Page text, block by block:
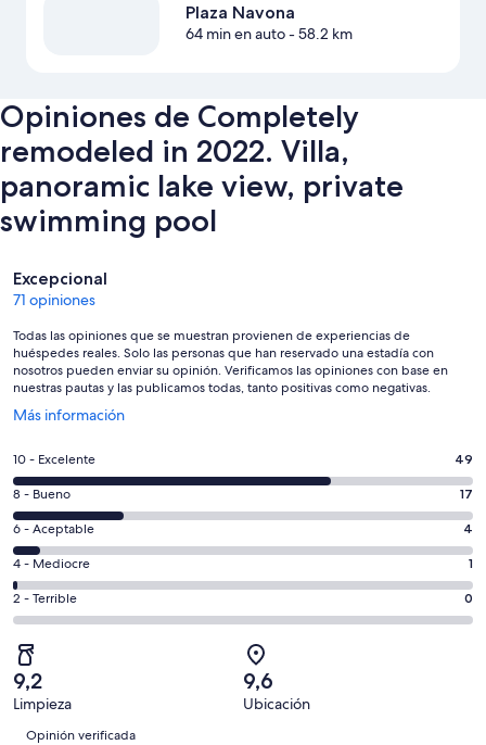
Plaza Navona
64 min en auto- 58.2 km
Opiniones de Completely
remodeled in 2022. Villa,
panoramic lake view, private
swimming pool
Opiniones
Excepcional
71 opiniones
Todas las opiniones que se muestran provienen de experiencias de
huéspedes reales. Solo las personas que han reservado una estadía con
nosotros pueden enviar su opinión. Verificamos las opiniones con base en
nuestras pautas y las publicamos todas, tanto positivas como negativas.
Más información
Se
en
una
nueva
ventana
Evaluación:
10
-
Excelente.
49
de
71
opiniones
10 - Excelente 49
Evaluación:
8
-
Bueno.
17
de
opiniones
8 - Bueno 17
Evaluación:
6
-
Aceptable.
4
de
71
opiniones
6 - Aceptable 4
Evaluación:
4
-
de
71
4 - Mediocre 1
Evaluación:
2
-
Terrible.
0
de
2 - Terrible 0
9,2
Limpieza
9,6
Ubicación
Opiniones
Opinión verificada